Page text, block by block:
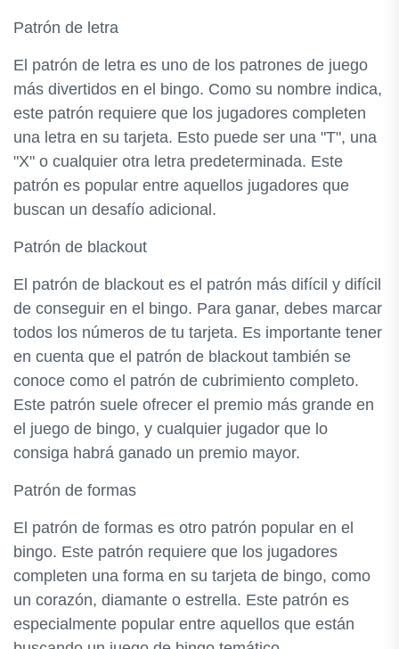
Patrón de letra
El patrón de letra es uno de los patrones de juego
más divertidos en el bingo. Como su nombre indica,
este patrón requiere que los jugadores completen
una letra en su tarjeta. Esto puede ser una "T", una
"X" o cualquier otra letra predeterminada. Este
patrón es popular entre aquellos jugadores que
buscan un desafío adicional.
Patrón de blackout
El patrón de blackout es el patrón más difícil y difícil
de conseguir en el bingo. Para ganar, debes marcar
todos los números de tu tarjeta. Es importante tener
en cuenta que el patrón de blackout también se
conoce como el patrón de cubrimiento completo.
Este patrón suele ofrecer el premio más grande en
el juego de bingo, y cualquier jugador que lo
consiga habrá ganado un premio mayor.
Patrón de formas
El patrón de formas es otro patrón popular en el
bingo. Este patrón requiere que los jugadores
completen una forma en su tarjeta de bingo, como
un corazón, diamante o estrella. Este patrón es
especialmente popular entre aquellos que están